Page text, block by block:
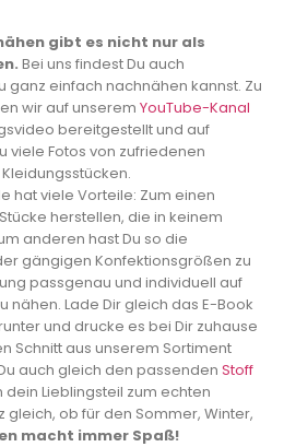
gibt es nicht nur als
Bei uns findest Du auch
ganz einfach nachnähen kannst. Zu
wir auf unserem YouTube-Kanal
bereitgestellt und auf
viele Fotos von zufriedenen
hat viele Vorteile: Zum einen
herstellen, die in keinem
anderen hast Du so die
gängigen Konfektionsgrößen zu
passgenau und individuell auf
nähen. Lade Dir gleich das E-Book
und drucke es bei Dir zuhause
Schnitt aus unserem Sortiment
auch gleich den passenden Stoff
Lieblingsteil zum echten
gleich, ob für den Sommer, Winter,
macht immer Spaß!